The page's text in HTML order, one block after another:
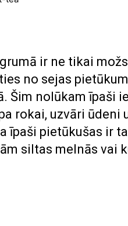
ir ne tikai
no sejas
Šim nolūkam īpaši
rokai, uzvāri
īpaši pietūkušas ir
siltas melnās vai